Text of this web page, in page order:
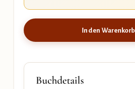
In den Warenkorb
Buchdetails